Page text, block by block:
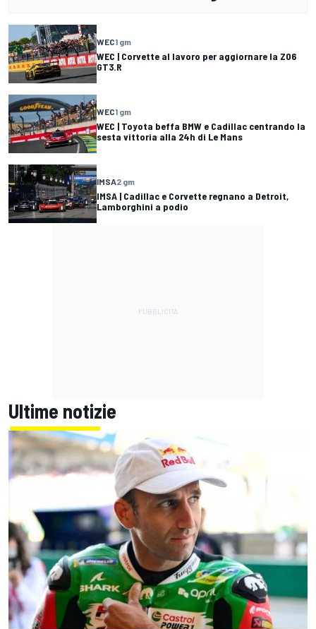
WEC1 gm
WEC | Corvette al lavoro per aggiornare la Z06
GT3.R
WEC1 gm
WEC | Toyota beffa BMW e Cadillac centrando la
sesta vittoria alla 24h di Le Mans
IMSA2 gm
IMSA | Cadillac e Corvette regnano a Detroit,
Lamborghini a podio
Ultime notizie